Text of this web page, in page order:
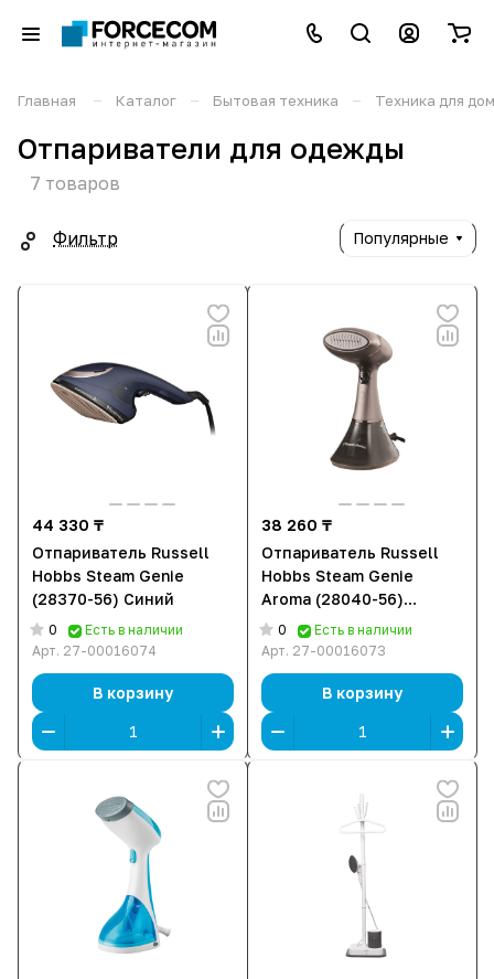
Главная – Каталог – Бытовая техника – Техника для
Отпариватели для одежды
7 товаров
Фильтр Популярные
44 330 ₸
Отпариватель Russell
Hobbs Steam Genie
(28370-56) Синий
0
Есть в наличии
Арт. 27-00016074
В корзину
38 260 ₸
Отпариватель Russell
Hobbs Steam Genie
Aroma (28040-56)
Коричневый
0
Есть в наличии
Арт. 27-00016073
В корзину